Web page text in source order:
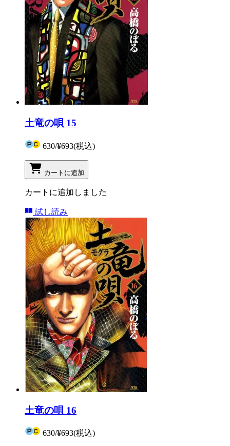
土竜の唄 15
630/¥693(税込)
カートに追加
カートに追加しました
試し読み
土竜の唄 16
630/¥693(税込)